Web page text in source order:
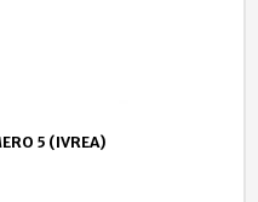
5 (IVREA)